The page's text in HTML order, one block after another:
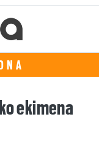
ekimena